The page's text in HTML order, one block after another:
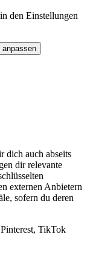
den Einstellungen
anpassen
auch abseits
dir relevante
externen Anbietern
sofern du deren
TikTok